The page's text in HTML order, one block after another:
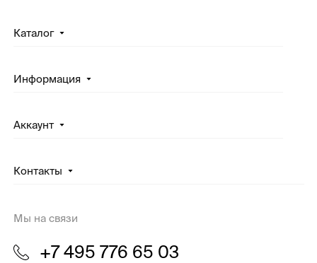
Каталог
Информация
Аккаунт
Контакты
Мы на связи
+7 495 776 65 03